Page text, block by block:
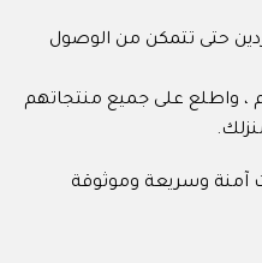
حتى تتمكن من الوصول
، واطلع على جميع منتجاتهم
آمنة وسريعة وموثوقة